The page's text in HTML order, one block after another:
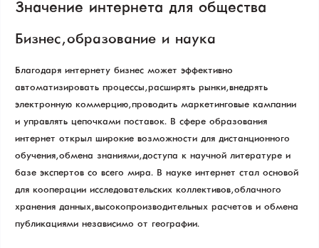
Значение интернета для общества
Бизнес, образование и наука
Благодаря интернету бизнес может эффективно
автоматизировать процессы, расширять рынки, внедрять
электронную коммерцию, проводить маркетинговые кампании
и управлять цепочками поставок. В сфере образования
интернет открыл широкие возможности для дистанционного
обучения, обмена знаниями, доступа к научной литературе и
базе экспертов со всего мира. В науке интернет стал основой
для кооперации исследовательских коллективов, облачного
хранения данных, высокопроизводительных расчетов и обмена
публикациями независимо от географии.